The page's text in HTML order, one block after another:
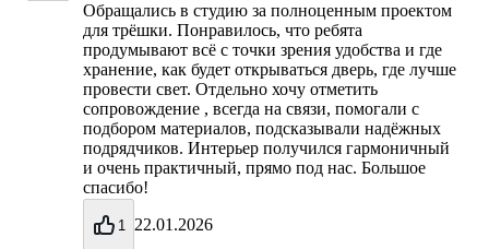
Обращались в студию за полноценным проектом
для трёшки. Понравилось, что ребята
продумывают всё с точки зрения удобства и где
хранение, как будет открываться дверь, где лучше
провести свет. Отдельно хочу отметить
сопровождение , всегда на связи, помогали с
подбором материалов, подсказывали надёжных
подрядчиков. Интерьер получился гармоничный
и очень практичный, прямо под нас. Большое
спасибо!
1 22.01.2026